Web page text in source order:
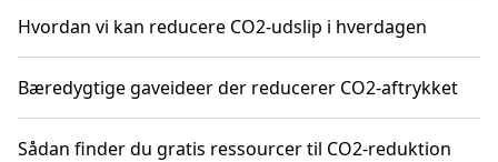
Hvordan vi kan reducere CO2-udslip i hverdagen
Bæredygtige gaveideer der reducerer CO2-aftrykket
Sådan finder du gratis ressourcer til CO2-reduktion